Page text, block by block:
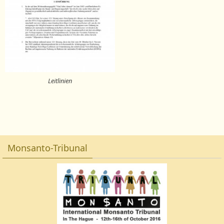
Leitlinien
Monsanto-Tribunal